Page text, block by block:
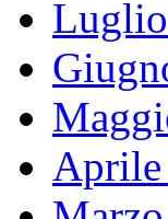
Aprile